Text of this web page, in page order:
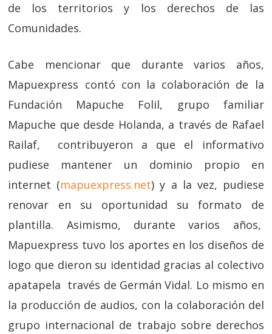
de los territorios y los derechos de las
Comunidades.
Cabe mencionar que durante varios años,
Mapuexpress contó con la colaboración de la
Fundación Mapuche Folil, grupo familiar
Mapuche que desde Holanda, a través de Rafael
Railaf, contribuyeron a que el informativo
pudiese mantener un dominio propio en
internet (mapuexpress.net) y a la vez, pudiese
renovar en su oportunidad su formato de
plantilla. Asimismo, durante varios años,
Mapuexpress tuvo los aportes en los diseños de
logo que dieron su identidad gracias al colectivo
apatapela través de Germán Vidal. Lo mismo en
la producción de audios, con la colaboración del
grupo internacional de trabajo sobre derechos